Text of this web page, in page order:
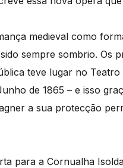
medieval como
sempre sombrio. Os
teve lugar no Teatro
de 1865 – e isso
a sua protecção
para a Cornualha